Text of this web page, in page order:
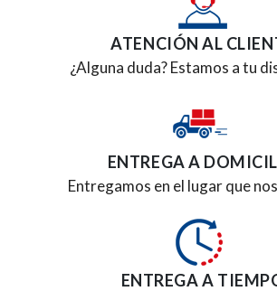
ATENCIÓN AL
¿Alguna duda? Estamos a tu
ENTREGA A
Entregamos en el lugar que
ENTREGA A